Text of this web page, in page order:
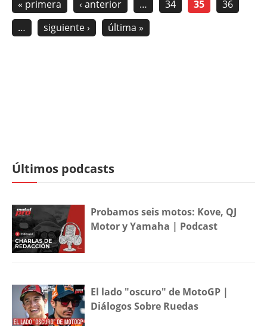
« primera ‹ anterior … 34 35
36
…
siguiente › última »
Últimos podcasts
Probamos seis motos: Kove, QJ
Motor y Yamaha | Podcast
El lado "oscuro" de MotoGP |
Diálogos Sobre Ruedas